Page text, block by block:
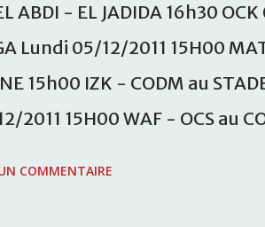
ABDI - EL JADIDA 16h30
Lundi 05/12/2011 15H00
15h00 IZK - CODM au
2011 15H00 WAF - OCS au
COMMENTAIRE